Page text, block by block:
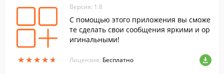
★★★★★
★★★★★
Версия: 1.8
С помощью этого приложения вы сможе
те сделать свои сообщения яркими и ор
игинальными!
Лицензия: Бесплатно